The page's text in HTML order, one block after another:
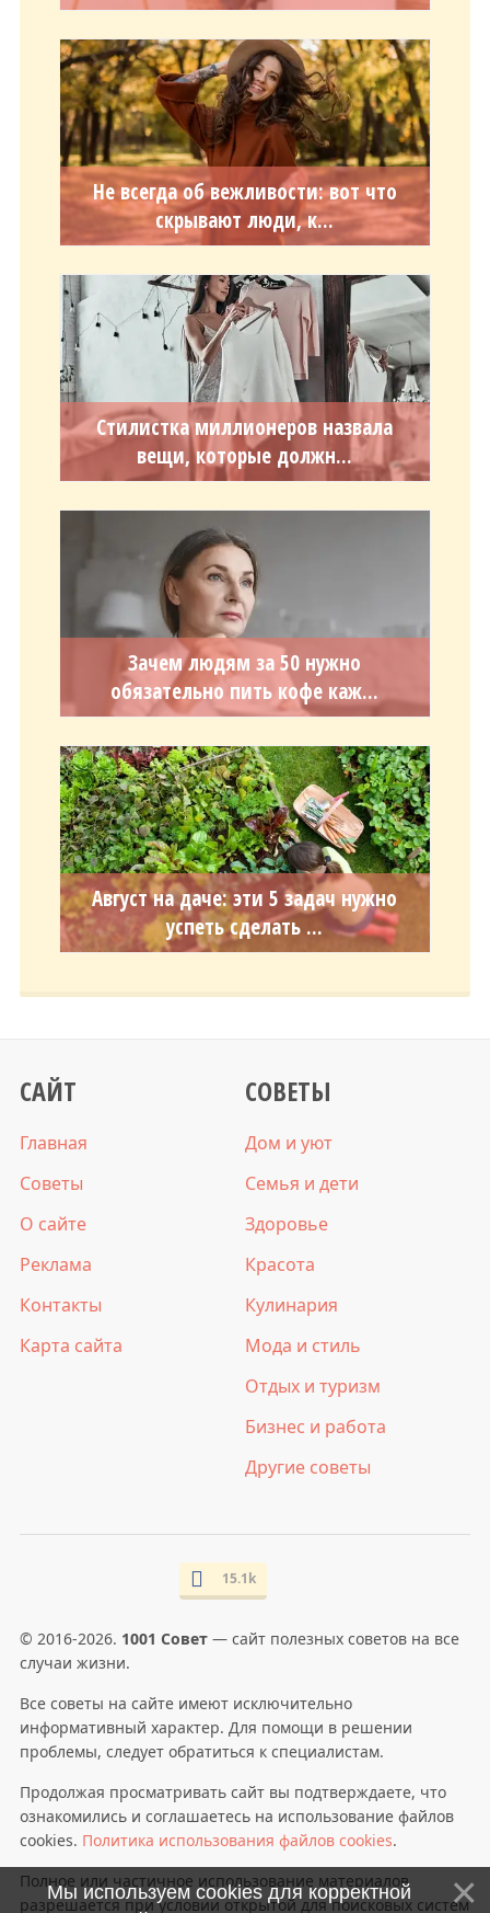
Не всегда об вежливости: вот что
скрывают люди, к...
Стилистка миллионеров назвала
вещи, которые должн...
Зачем людям за 50 нужно
обязательно пить кофе каж...
Август на даче: эти 5 задач нужно
успеть сделать ...
САЙТ
Главная
Советы
О сайте
Реклама
Контакты
Карта сайта
СОВЕТЫ
Дом и уют
Семья и дети
Здоровье
Красота
Кулинария
Мода и стиль
Отдых и туризм
Бизнес и работа
Другие советы
15.1k
© 2016-2026. 1001 Совет— сайт полезных советов на все
случаи жизни.
Все советы на сайте имеют исключительно
информативный характер. Для помощи в решении
проблемы, следует обратиться к специалистам.
Продолжая просматривать сайт вы подтверждаете, что
ознакомились и соглашаетесь на использование файлов
cookies. Политика использования файлов cookies.
Полное или частичное использование материалов
разрешается при условии открытой для поисковых систем
Мы используем cookies для корректной